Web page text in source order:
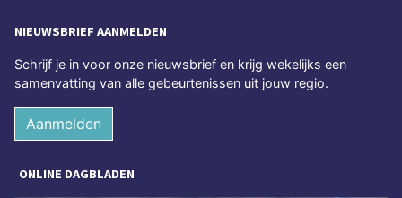
NIEUWSBRIEF AANMELDEN
Schrijf je in voor onze nieuwsbrief en krijg wekelijks een
samenvatting van alle gebeurtenissen uit jouw regio.
Aanmelden
ONLINE DAGBLADEN